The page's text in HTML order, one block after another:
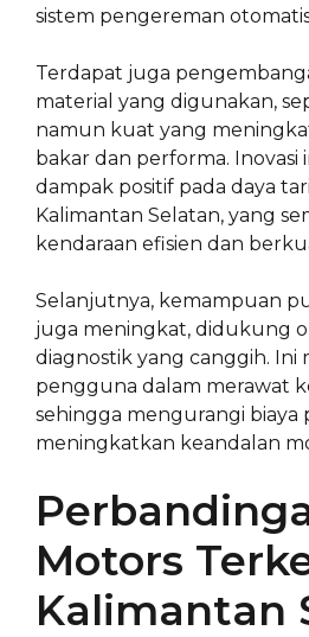
sistem pengereman
Terdapat juga
material yang digunakan,
namun kuat yang
bakar dan performa. Inovasi
dampak positif pada daya
Kalimantan Selatan, yang
kendaraan efisien dan
Selanjutnya, kemampuan
juga meningkat, didukung
diagnostik yang canggih. Ini
pengguna dalam merawat
sehingga mengurangi biaya
meningkatkan keandalan
Motors
Kalimantan